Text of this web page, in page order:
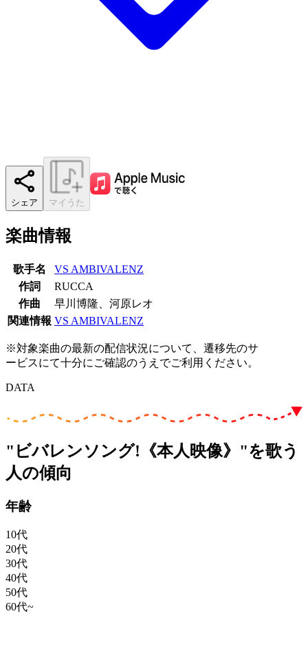
シェア マイうた
楽曲情報
歌手名
VS AMBIVALENZ
作詞
RUCCA
作曲
早川博隆、河原レオ
関連情報 VS AMBIVALENZ
※対象楽曲の最新の配信状況について、遷移先のサ
ービスにて十分にご確認のうえでご利用ください。
DATA
"ビバレンソング!《本人映像》"を歌う
人の傾向
年齢
10代
20代
30代
40代
50代
60代~